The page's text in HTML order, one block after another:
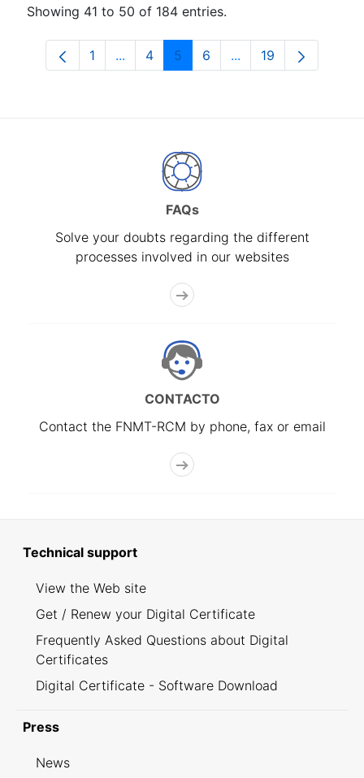
Showing 41 to 50 of 184 entries.
Page
1 ...Intermediate Pages Use TAB to
Page
4 Page
5 Page
6 ...Intermediate Pages
Page
19
FAQs
Solve your doubts regarding the different
processes involved in our websites
CONTACTO
Contact the FNMT-RCM by phone, fax or email
Technical support
View the Web site
Get / Renew your Digital Certificate
Frequently Asked Questions about Digital
Certificates
Digital Certificate - Software Download
Press
News